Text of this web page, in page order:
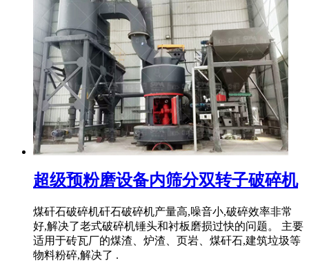
超级预粉磨设备内筛分双转子破碎机
煤矸石破碎机矸石破碎机产量高,噪音小,破碎效率非常
好,解决了老式破碎机锤头和衬板磨损过快的问题。 主要
适用于砖瓦厂的煤渣、炉渣、页岩、煤矸石,建筑垃圾等
物料粉碎,解决了 .